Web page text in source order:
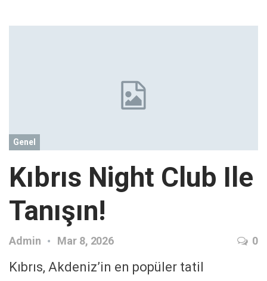
Genel
Kıbrıs Night Club Ile
Tanışın!
Admin Mar 8, 2026 0
Kıbrıs, Akdeniz’in en popüler tatil